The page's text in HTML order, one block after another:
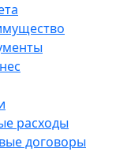
расходы
договоры